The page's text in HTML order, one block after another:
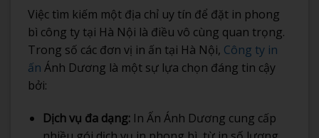
Việc tìm kiếm một địa chỉ uy tín để đặt in phong
bì công ty tại Hà Nội là điều vô cùng quan trọng.
Trong số các đơn vị in ấn tại Hà Nội, Công ty in
ấn Ánh Dương là một sự lựa chọn đáng tin cậy
bởi:
Dịch vụ đa dạng:In Ấn Ánh Dương cung cấp